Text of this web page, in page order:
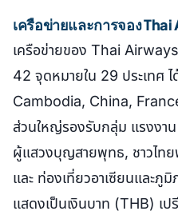
เครือข่ายและการจอง
เครือข่ายของ Thai
42 จุดหมายใน 29 ประเทศ
Cambodia, China,
ส่วนใหญ่รองรับกลุ่ม แรงงา
ผู้แสวงบุญสายพุทธ, ชาวไท
และ ท่องเที่ยวอาเซียนและภู
แสดงเป็นเงินบาท (THB) เป